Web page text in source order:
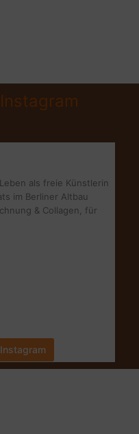
als freie Künstlerin
im Berliner Altbau
& Collagen, für